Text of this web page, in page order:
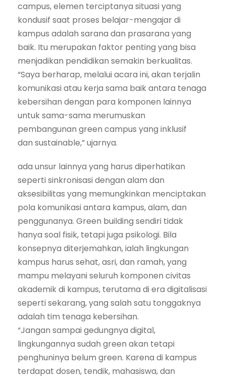
campus, elemen terciptanya situasi yang
kondusif saat proses belajar-mengajar di
kampus adalah sarana dan prasarana yang
baik. Itu merupakan faktor penting yang bisa
menjadikan pendidikan semakin berkualitas.
“Saya berharap, melalui acara ini, akan terjalin
komunikasi atau kerja sama baik antara tenaga
kebersihan dengan para komponen lainnya
untuk sama-sama merumuskan
pembangunan green campus yang inklusif
dan sustainable,” ujarnya.
ada unsur lainnya yang harus diperhatikan
seperti sinkronisasi dengan alam dan
aksesibilitas yang memungkinkan menciptakan
pola komunikasi antara kampus, alam, dan
penggunanya. Green building sendiri tidak
hanya soal fisik, tetapi juga psikologi. Bila
konsepnya diterjemahkan, ialah lingkungan
kampus harus sehat, asri, dan ramah, yang
mampu melayani seluruh komponen civitas
akademik di kampus, terutama di era digitalisasi
seperti sekarang, yang salah satu tonggaknya
adalah tim tenaga kebersihan.
“Jangan sampai gedungnya digital,
lingkungannya sudah green akan tetapi
penghuninya belum green. Karena di kampus
terdapat dosen, tendik, mahasiswa, dan